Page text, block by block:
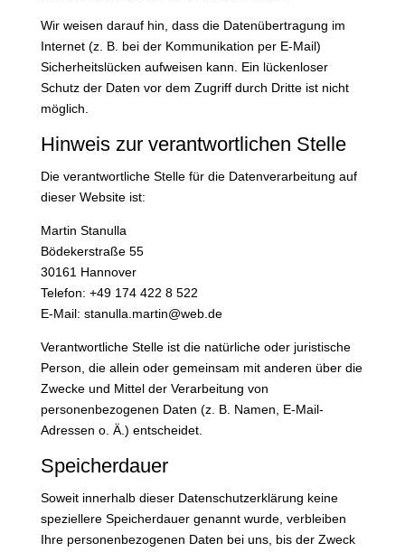
Wir weisen darauf hin, dass die Datenübertragung im
Internet (z. B. bei der Kommunikation per E-Mail)
Sicherheitslücken aufweisen kann. Ein lückenloser
Schutz der Daten vor dem Zugriff durch Dritte ist nicht
möglich.
Hinweis zur verantwortlichen Stelle
Die verantwortliche Stelle für die Datenverarbeitung auf
dieser Website ist:
Martin Stanulla
Bödekerstraße 55
30161 Hannover
Telefon: +49 174 422 8 522
E-Mail: stanulla.martin@web.de
Verantwortliche Stelle ist die natürliche oder juristische
Person, die allein oder gemeinsam mit anderen über die
Zwecke und Mittel der Verarbeitung von
personenbezogenen Daten (z. B. Namen, E-Mail-
Adressen o. Ä.) entscheidet.
Speicherdauer
Soweit innerhalb dieser Datenschutzerklärung keine
speziellere Speicherdauer genannt wurde, verbleiben
Ihre personenbezogenen Daten bei uns, bis der Zweck